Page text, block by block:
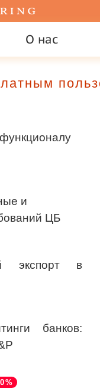
О нас
и
ЦБ
экспорт в
банков: